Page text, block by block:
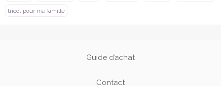
tricot pour ma famille
Guide d’achat
Contact